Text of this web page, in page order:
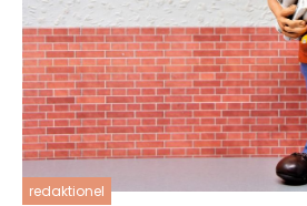
redaktionel